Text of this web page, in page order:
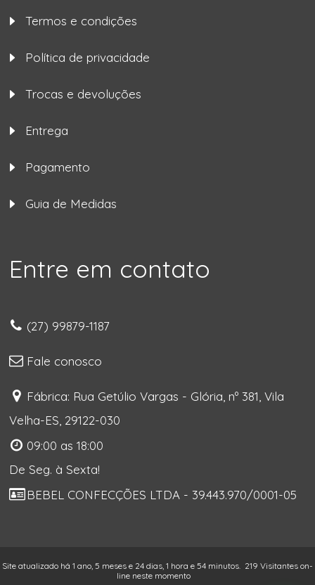
Termos e condições
Política de privacidade
Trocas e devoluções
Entrega
Pagamento
Guia de Medidas
Entre em contato
(27) 99879-1187
Fale conosco
Fábrica: Rua Getúlio Vargas - Glória, nº 381, Vila
Velha-ES, 29122-030
09:00 as 18:00
De Seg. à Sexta!
BEBEL CONFECÇÕES LTDA - 39.443.970/0001-05
Site atualizado há 1 ano, 5 meses e 24 dias, 1 hora e 54 minutos. 219 Visitantes on-
line neste momento